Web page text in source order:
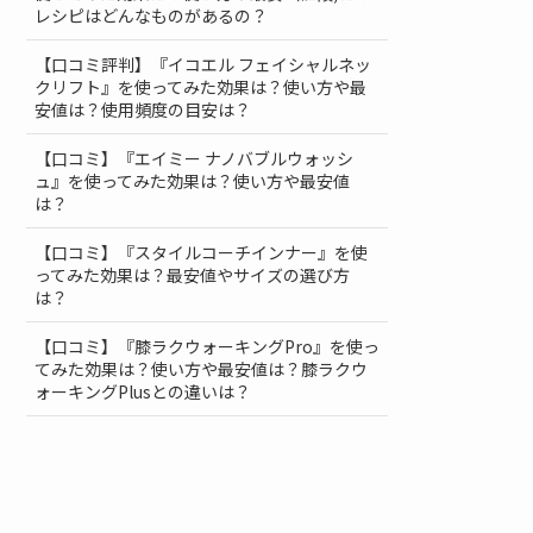
レシピはどんなものがあるの？
【口コミ評判】『イコエル フェイシャルネッ
クリフト』を使ってみた効果は？使い方や最
安値は？使用頻度の目安は？
【口コミ】『エイミー ナノバブルウォッシ
ュ』を使ってみた効果は？使い方や最安値
は？
【口コミ】『スタイルコーチインナー』を使
ってみた効果は？最安値やサイズの選び方
は？
【口コミ】『膝ラクウォーキングPro』を使っ
てみた効果は？使い方や最安値は？膝ラクウ
ォーキングPlusとの違いは？